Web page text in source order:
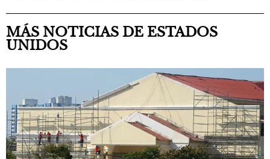
MÁS NOTICIAS DE ESTADOS
UNIDOS